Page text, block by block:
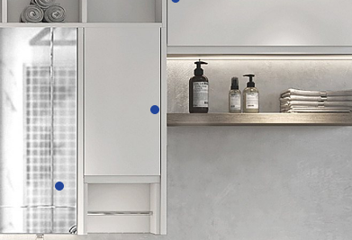
Detalles